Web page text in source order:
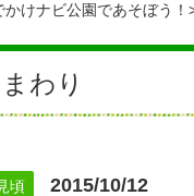
かけナビ公園であそぼう！
わり
頃 2015/10/12